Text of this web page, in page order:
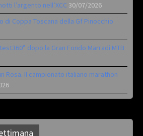
l’argento nell’XCC 30/07/2026
di Coppa Toscana della Gf Pinocchio
dopo la Gran Fondo Marradi MTB
Rosa. Il campionato italiano marathon